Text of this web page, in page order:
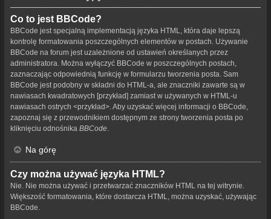
Co to jest BBCode?
BBCode jest specjalną implementacją języka HTML, która daje lepszą
kontrolę formatowania poszczególnych elementów w postach. Używanie
BBCode na forum jest uzależnione od ustawień określanych przez
administratora. Można wyłączyć BBCode w poszczególnych postach,
zaznaczając odpowiednią funkcję w formularzu tworzenia posta. Sam
BBCode jest podobny w składni do HTML-a, ale znaczniki zawarte są w
nawiasach kwadratowych [przykład] zamiast w używanych w HTML-u
nawiasach ostrych <przykład>. Aby uzyskać więcej informacji o BBCode,
zapoznaj się z przewodnikiem dostępnym ze strony tworzenia posta po
kliknięciu odnośnika BBCode
Na górę
Czy można używać języka HTML?
Nie. Nie można używać i przetwarzać znaczników HTML na tej witrynie.
Większość formatowania, które dostarcza HTML, można uzyskać, używając
BBCode.